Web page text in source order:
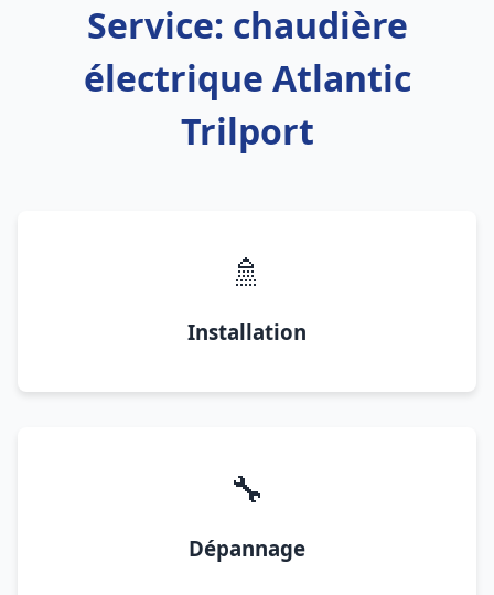
Service: chaudière
électrique Atlantic
Trilport
🚿
Installation
🔧
Dépannage